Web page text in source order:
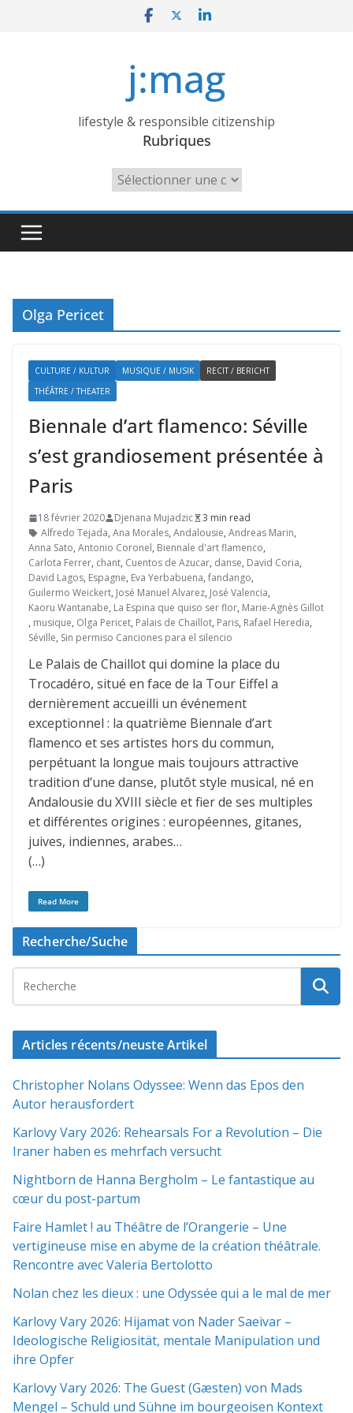
j:mag
lifestyle & responsible citizenship
Rubriques
Rubriques
Olga Pericet
CULTURE / KULTUR MUSIQUE / MUSIK
RECIT / BERICHT
THÉÂTRE / THEATER
Biennale d’art flamenco: Séville
s’est grandiosement présentée à
Paris
18 février 2020 Djenana Mujadzic
3 min read
Alfredo Tejada, Ana Morales, Andalousie, Andreas Marin,
Anna Sato, Antonio Coronel, Biennale d'art flamenco,
Carlota Ferrer, chant, Cuentos de Azucar, danse, David Coria,
David Lagos, Espagne, Eva Yerbabuena, fandango,
Guilermo Weickert, José Manuel Alvarez, José Valencia,
Kaoru Wantanabe, La Espina que quiso ser flor, Marie-Agnès Gillot
, musique, Olga Pericet, Palais de Chaillot, Paris, Rafael Heredia,
Séville, Sin permiso Canciones para el silencio
Le Palais de Chaillot qui domine la place du
Trocadéro, situé en face de la Tour Eiffel a
dernièrement accueilli un événement
exceptionnel : la quatrième Biennale d’art
flamenco et ses artistes hors du commun,
perpétuant la longue mais toujours attractive
tradition d’une danse, plutôt style musical, né en
Andalousie du XVIII siècle et fier de ses multiples
et différentes origines : européennes, gitanes,
juives, indiennes, arabes…
(…)
Read More
Recherche/Suche
Articles récents/neuste Artikel
Christopher Nolans Odyssee: Wenn das Epos den
Autor herausfordert
Karlovy Vary 2026: Rehearsals For a Revolution – Die
Iraner haben es mehrfach versucht
Nightborn de Hanna Bergholm – Le fantastique au
cœur du post-partum
Faire Hamlet ! au Théâtre de l’Orangerie – Une
vertigineuse mise en abyme de la création théâtrale.
Rencontre avec Valeria Bertolotto
Nolan chez les dieux : une Odyssée qui a le mal de mer
Karlovy Vary 2026: Hijamat von Nader Saeivar​​ –
Ideologische Religiosität, mentale Manipulation und
ihre Opfer
Karlovy Vary 2026: The Guest (Gæsten) von Mads
Mengel – Schuld und Sühne im bourgeoisen Kontext